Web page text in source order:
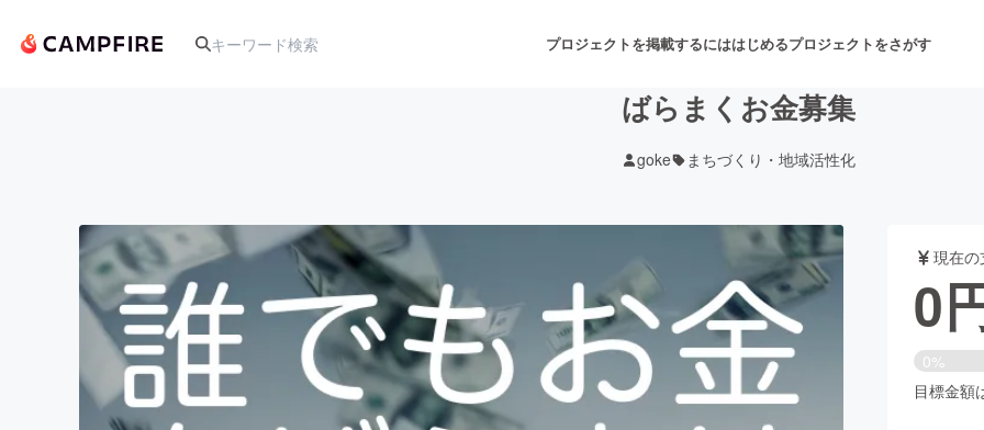
プロジェクトを掲載するにははじめるプロジェクトをさがす
アート・写真 舞台・パフォーマンス
テクノロジー・ガジェット ゲーム・サービス開発
書籍・雑誌出版
ばらまくお金募集
goke まちづくり・地域活性化
現在
0
0%
目標金額